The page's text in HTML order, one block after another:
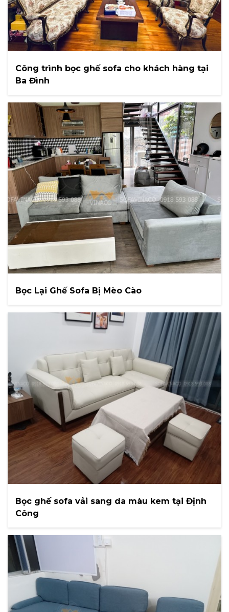
Công trình bọc ghế sofa cho khách hàng tại
Ba Đình
Bọc Lại Ghế Sofa Bị Mèo Cào
Bọc ghế sofa vải sang da màu kem tại Định
Công